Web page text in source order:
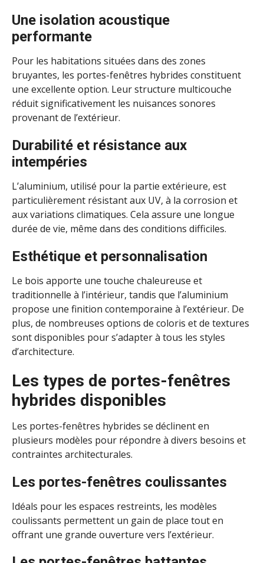
Une isolation acoustique
performante
Pour les habitations situées dans des zones
bruyantes, les portes-fenêtres hybrides constituent
une excellente option. Leur structure multicouche
réduit significativement les nuisances sonores
provenant de l’extérieur.
Durabilité et résistance aux
intempéries
L’aluminium, utilisé pour la partie extérieure, est
particulièrement résistant aux UV, à la corrosion et
aux variations climatiques. Cela assure une longue
durée de vie, même dans des conditions difficiles.
Esthétique et personnalisation
Le bois apporte une touche chaleureuse et
traditionnelle à l’intérieur, tandis que l’aluminium
propose une finition contemporaine à l’extérieur. De
plus, de nombreuses options de coloris et de textures
sont disponibles pour s’adapter à tous les styles
d’architecture.
Les types de portes-fenêtres
hybrides disponibles
Les portes-fenêtres hybrides se déclinent en
plusieurs modèles pour répondre à divers besoins et
contraintes architecturales.
Les portes-fenêtres coulissantes
Idéals pour les espaces restreints, les modèles
coulissants permettent un gain de place tout en
offrant une grande ouverture vers l’extérieur.